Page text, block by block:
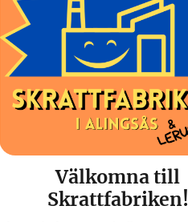
Välkomna till
Skrattfabriken!